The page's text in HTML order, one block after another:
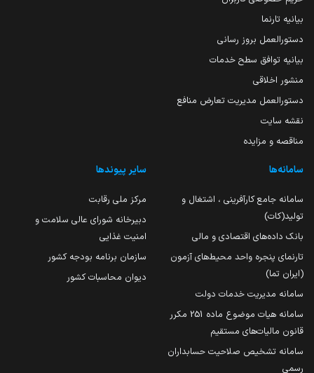
بیانیه تارنما
دستورالعمل بروز رسانی
بیانیه توافق سطح خدمات
منشور اخلاقی
دستورالعمل مدیریت تعارض منافع
نقشه سایت
مناقصه و مزایده
سامانه‌ها
سامانه جامع کارآفرینی ، اشتغال و
تولید(کات)
بانک داده‌های اقتصادی و مالی
تارنمای پنجره واحد محیط‌های آزمون
(ایران تما)
سامانه مدیریت خدمات دولت
سامانه هیات موضوع ماده 251 مکرر
قانون مالیات‌های مستقیم
سامانه تشخیص صلاحیت حسابداران
رسمی
سایر پیوندها
مرکز ملی رقابت
دبیرخانه شورای عالی سلامت و
امنیت غذایی
سازمان برنامه بودجه کشور
دیوان محاسبات کشور